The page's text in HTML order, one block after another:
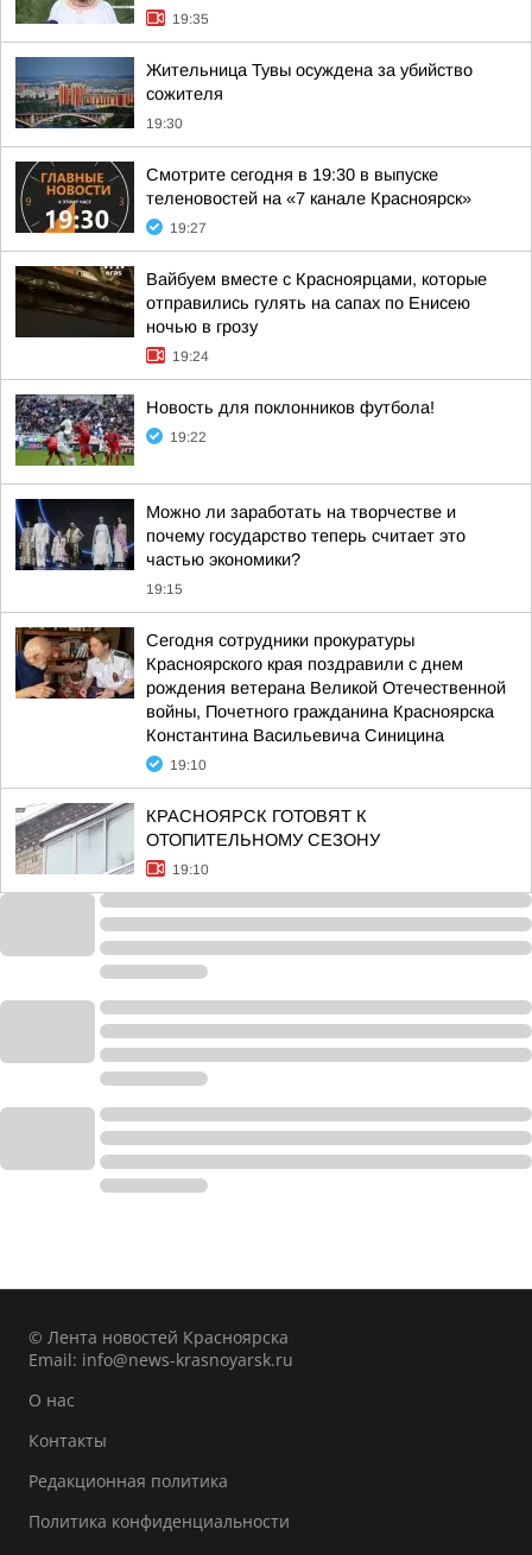
19:35
Жительница Тувы осуждена за убийство
сожителя
19:30
Смотрите сегодня в 19:30 в выпуске
теленовостей на «7 канале Красноярск»
19:27
Вайбуем вместе с Красноярцами, которые
отправились гулять на сапах по Енисею
ночью в грозу
19:24
Новость для поклонников футбола!
19:22
Можно ли заработать на творчестве и
почему государство теперь считает это
частью экономики?
19:15
Сегодня сотрудники прокуратуры
Красноярского края поздравили с днем
рождения ветерана Великой Отечественной
войны, Почетного гражданина Красноярска
Константина Васильевича Синицина
19:10
КРАСНОЯРСК ГОТОВЯТ К
ОТОПИТЕЛЬНОМУ СЕЗОНУ
19:10
© Лента новостей Красноярска
Email: info@news-krasnoyarsk.ru
О нас
Контакты
Редакционная политика
Политика конфиденциальности